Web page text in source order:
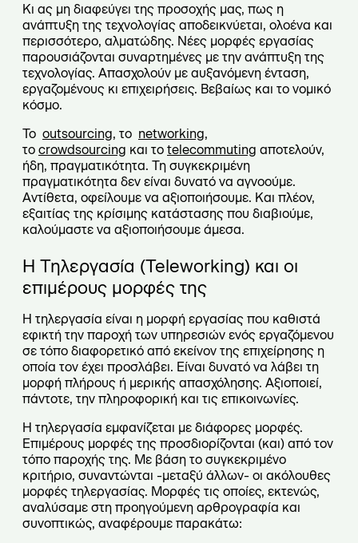
Κι ας μη διαφεύγει της προσοχής μας, πως η
ανάπτυξη της τεχνολογίας αποδεικνύεται, ολοένα και
περισσότερο, αλματώδης. Νέες μορφές εργασίας
παρουσιάζονται συναρτημένες με την ανάπτυξη της
τεχνολογίας. Απασχολούν με αυξανόμενη ένταση,
εργαζομένους κι επιχειρήσεις. Βεβαίως και το νομικό
κόσμο.
Το outsourcing, το networking,
το crowdsourcing και το telecommuting αποτελούν,
ήδη, πραγματικότητα. Τη συγκεκριμένη
πραγματικότητα δεν είναι δυνατό να αγνοούμε.
Αντίθετα, οφείλουμε να αξιοποιήσουμε. Και πλέον,
εξαιτίας της κρίσιμης κατάστασης που διαβιούμε,
καλούμαστε να αξιοποιήσουμε άμεσα.
Η Τηλεργασία (Teleworking) και οι
επιμέρους μορφές της
Η τηλεργασία είναι η μορφή εργασίας που καθιστά
εφικτή την παροχή των υπηρεσιών ενός εργαζόμενου
σε τόπο διαφορετικό από εκείνον της επιχείρησης η
οποία τον έχει προσλάβει. Είναι δυνατό να λάβει τη
μορφή πλήρους ή μερικής απασχόλησης. Αξιοποιεί,
πάντοτε, την πληροφορική και τις επικοινωνίες.
Η τηλεργασία εμφανίζεται με διάφορες μορφές.
Επιμέρους μορφές της προσδιορίζονται (και) από τον
τόπο παροχής της. Με βάση το συγκεκριμένο
κριτήριο, συναντώνται -μεταξύ άλλων- οι ακόλουθες
μορφές τηλεργασίας. Μορφές τις οποίες, εκτενώς,
αναλύσαμε στη προηγούμενη αρθρογραφία και
συνοπτικώς, αναφέρουμε παρακάτω: